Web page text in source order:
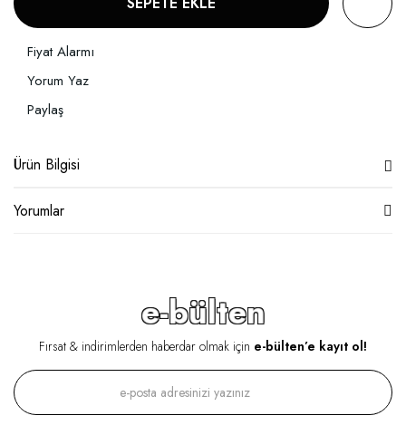
Fiyat Alarmı
Yorum Yaz
Paylaş
Ürün Bilgisi
Yorumlar
e-bülten
Fırsat & indirimlerden haberdar olmak için e-bülten’e kayıt ol!